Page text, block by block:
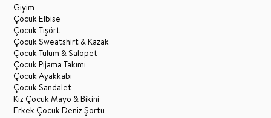
Giyim
Çocuk Elbise
Çocuk Tişört
Çocuk Sweatshirt & Kazak
Çocuk Tulum & Salopet
Çocuk Pijama Takımı
Çocuk Ayakkabı
Çocuk Sandalet
Kız Çocuk Mayo & Bikini
Erkek Çocuk Deniz Şortu